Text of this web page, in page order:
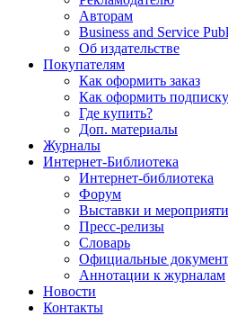
Авторам
Business and Service
Об издательстве
Покупателям
Как оформить заказ
Как оформить подписку
Где купить?
Доп. материалы
Журналы
Интернет-Библиотека
Интернет-библиотека
Форум
Выставки и
Пресс-релизы
Словарь
Официальные
Аннотации к журналам
Новости
Контакты